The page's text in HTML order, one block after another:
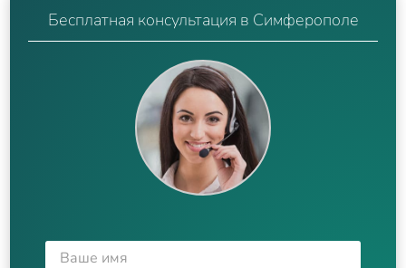
Бесплатная консультация в Симферополе